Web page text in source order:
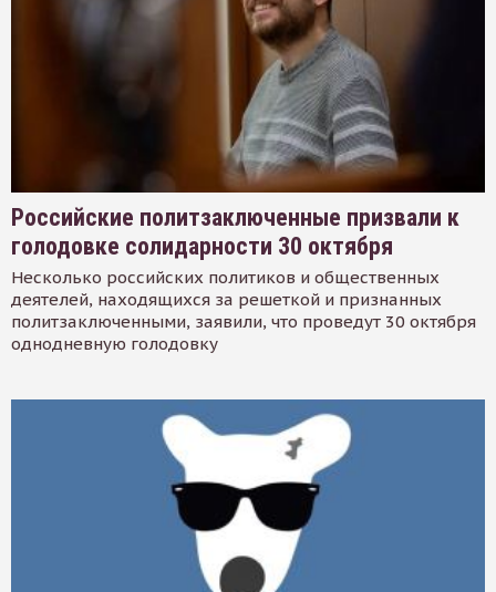
Российские политзаключенные призвали к
голодовке солидарности 30 октября
Несколько российских политиков и общественных
деятелей, находящихся за решеткой и признанных
политзаключенными, заявили, что проведут 30 октября
однодневную голодовку